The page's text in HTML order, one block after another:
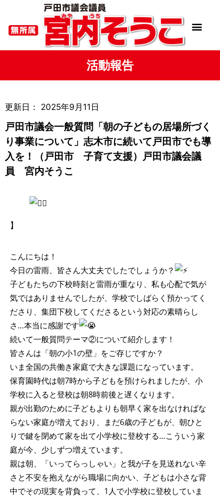
活動報告
更新日： 2025年9月11日
戸田市議会一般質問「朝の子どもの居場所づく
り事業について」志木市に続いて戸田市でも導
入を！（戸田市 子育て支援）戸田市議会議
員 宮内そうこ
】
こんにちは！
今日の雷雨、皆さん大丈夫でしたでしょうか？
子どもたちの下校時刻と雷雨が重なり、私も心配で気が
気ではありませんでしたが、学校でしばらく預かってく
ださり、集団下校してくださるという対応の素晴らし
さ…本当に感謝です
続いて一般質問テーマ②について紹介します！
皆さんは「朝の小1の壁」をご存じですか？
いま全国の共働き家庭で大きな課題になっています。
保育園時代は朝7時から子どもを預けられましたが、小
学校に入ると登校は朝8時前後と遅くなります。
親が出勤のために子どもよりも朝早く家を出なければな
らない家庭が増えており、まだ6歳の子どもが、朝ひと
りで鍵を閉めて家を出て小学校に登校する…こういう家
庭が今、少しずつ増えています。
親は朝、「いってらっしゃい」と我が子を見送れない辛
さと不安を抱えながら職場に向かい、子どもは小さな背
中でその現実を背負って、1人で小学校に登校していま